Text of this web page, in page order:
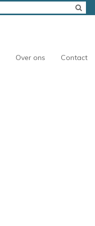
Over ons Contact